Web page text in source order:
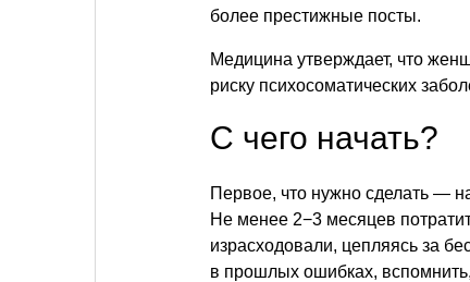
более престижные посты.
Медицина утверждает, что
риску психосоматических
С чего начать?
Первое, что нужно сделать —
Не менее 2−3 месяцев
израсходовали, цепляясь за
в прошлых ошибках,